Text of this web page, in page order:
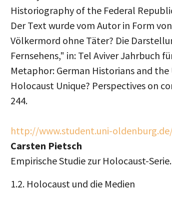
Historiography of the Federal
Der Text wurde vom Autor in Form
Völkermord ohne Täter? Die
Fernsehens," in: Tel Aviver Jahrbuch
Metaphor: German Historians and
Holocaust Unique? Perspectives on
244.
http://www.student.uni-
Carsten Pietsch
Empirische Studie zur Holocaust-Serie.
1.2. Holocaust und die Medien